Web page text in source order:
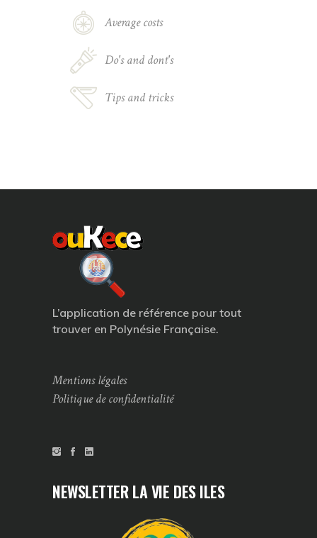
Average costs
Do's and dont's
Tips and tricks
L’application de référence pour tout
trouver en Polynésie Française.
Mentions légales
Politique de confidentialité
NEWSLETTER LA VIE DES ILES